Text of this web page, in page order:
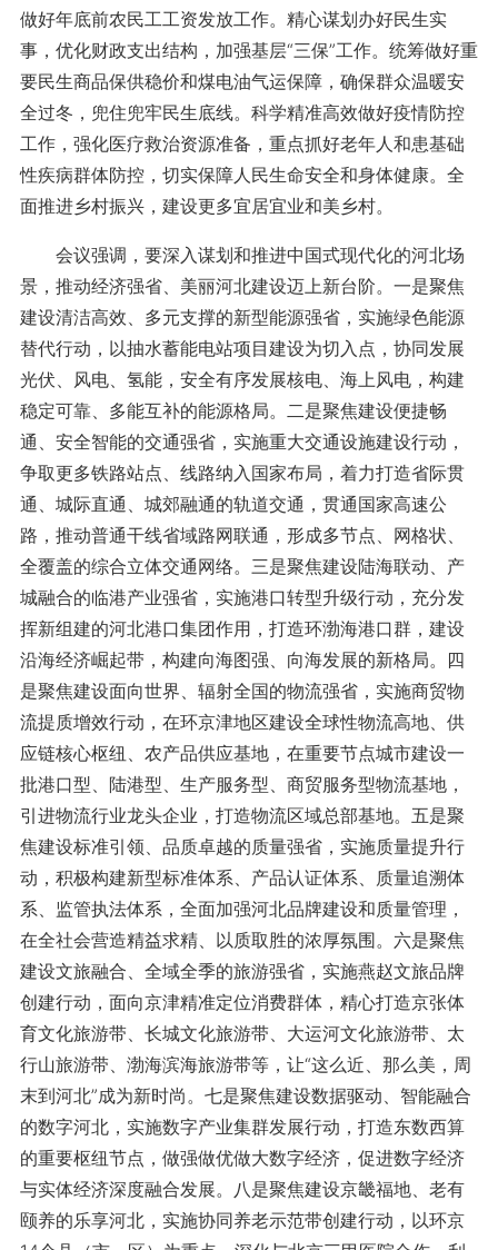
做好年底前农民工工资发放工作。精心谋划办好民生实
事，优化财政支出结构，加强基层“三保”工作。统筹做好重
要民生商品保供稳价和煤电油气运保障，确保群众温暖安
全过冬，兜住兜牢民生底线。科学精准高效做好疫情防控
工作，强化医疗救治资源准备，重点抓好老年人和患基础
性疾病群体防控，切实保障人民生命安全和身体健康。全
面推进乡村振兴，建设更多宜居宜业和美乡村。
会议强调，要深入谋划和推进中国式现代化的河北场
景，推动经济强省、美丽河北建设迈上新台阶。一是聚焦
建设清洁高效、多元支撑的新型能源强省，实施绿色能源
替代行动，以抽水蓄能电站项目建设为切入点，协同发展
光伏、风电、氢能，安全有序发展核电、海上风电，构建
稳定可靠、多能互补的能源格局。二是聚焦建设便捷畅
通、安全智能的交通强省，实施重大交通设施建设行动，
争取更多铁路站点、线路纳入国家布局，着力打造省际贯
通、城际直通、城郊融通的轨道交通，贯通国家高速公
路，推动普通干线省域路网联通，形成多节点、网格状、
全覆盖的综合立体交通网络。三是聚焦建设陆海联动、产
城融合的临港产业强省，实施港口转型升级行动，充分发
挥新组建的河北港口集团作用，打造环渤海港口群，建设
沿海经济崛起带，构建向海图强、向海发展的新格局。四
是聚焦建设面向世界、辐射全国的物流强省，实施商贸物
流提质增效行动，在环京津地区建设全球性物流高地、供
应链核心枢纽、农产品供应基地，在重要节点城市建设一
批港口型、陆港型、生产服务型、商贸服务型物流基地，
引进物流行业龙头企业，打造物流区域总部基地。五是聚
焦建设标准引领、品质卓越的质量强省，实施质量提升行
动，积极构建新型标准体系、产品认证体系、质量追溯体
系、监管执法体系，全面加强河北品牌建设和质量管理，
在全社会营造精益求精、以质取胜的浓厚氛围。六是聚焦
建设文旅融合、全域全季的旅游强省，实施燕赵文旅品牌
创建行动，面向京津精准定位消费群体，精心打造京张体
育文化旅游带、长城文化旅游带、大运河文化旅游带、太
行山旅游带、渤海滨海旅游带等，让“这么近、那么美，周
末到河北”成为新时尚。七是聚焦建设数据驱动、智能融合
的数字河北，实施数字产业集群发展行动，打造东数西算
的重要枢纽节点，做强做优做大数字经济，促进数字经济
与实体经济深度融合发展。八是聚焦建设京畿福地、老有
颐养的乐享河北，实施协同养老示范带创建行动，以环京